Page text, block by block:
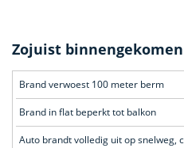
Zojuist binnengekomen
Brand verwoest 100 meter berm
Brand in flat beperkt tot balkon